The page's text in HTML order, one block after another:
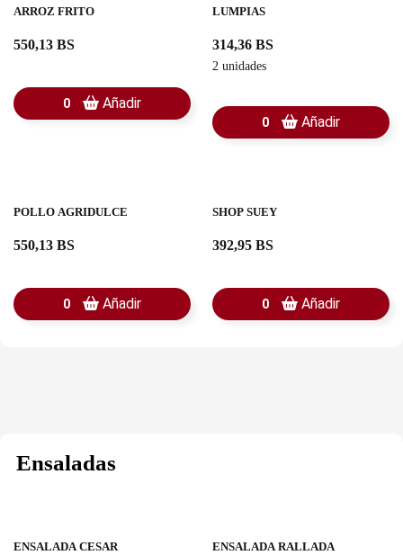
ARROZ FRITO
550,13 BS
0 Añadir
LUMPIAS
314,36 BS
2 unidades
0 Añadir
POLLO AGRIDULCE
550,13 BS
0 Añadir
SHOP SUEY
392,95 BS
0 Añadir
Ensaladas
ENSALADA CESAR ENSALADA RALLADA